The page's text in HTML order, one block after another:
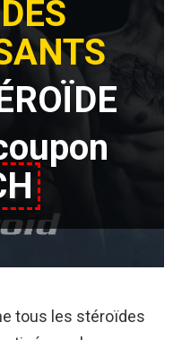
tous les stéroïdes